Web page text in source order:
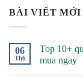
BÀI VIẾT MỚI
06
Th6
Top 10+
mua ngay